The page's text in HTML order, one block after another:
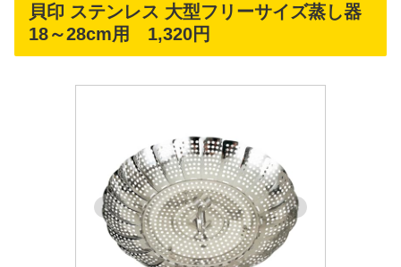
貝印 ステンレス 大型フリーサイズ蒸し器
18～28cm用 1,320円